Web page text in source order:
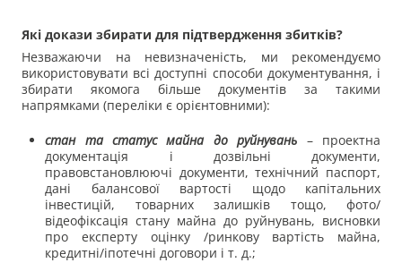
Які докази збирати для підтвердження збитків?
Незважаючи на невизначеність, ми рекомендуємо
використовувати всі доступні способи документування, і
збирати якомога більше документів за такими
напрямками (переліки є орієнтовними):
стан та статус майна до руйнувань – проектна
документація і дозвільні документи,
правовстановлюючі документи, технічний паспорт,
дані балансової вартості щодо капітальних
інвестицій, товарних залишків тощо, фото/
відеофіксація стану майна до руйнувань, висновки
про експерту оцінку /ринкову вартість майна,
кредитні/іпотечні договори і т. д.;